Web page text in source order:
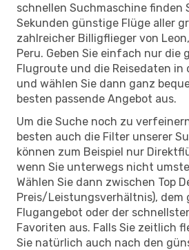
schnellen Suchmaschine finden
Sekunden günstige Flüge aller
zahlreicher Billigflieger von
Peru. Geben Sie einfach nur die
Flugroute und die Reisedaten in
und wählen Sie dann ganz
besten passende Angebot aus.
Um die Suche noch zu
besten auch die Filter unserer
können zum Beispiel nur
wenn Sie unterwegs nicht
Wählen Sie dann zwischen Top
Preis/Leistungsverhältnis), dem
Flugangebot oder der
Favoriten aus. Falls Sie zeitlich
Sie natürlich auch nach den